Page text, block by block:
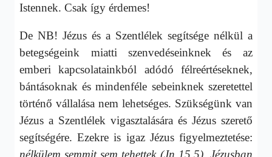
Istennek. Csak így érdemes!
De NB! Jézus és a Szentlélek segítsége nélkül a
betegségeink miatti szenvedéseinknek és az
emberi kapcsolatainkból adódó félreértéseknek,
bántásoknak és mindenféle sebeinknek szeretettel
történő vállalása nem lehetséges. Szükségünk van
Jézus a Szentlélek vigasztalására és Jézus szerető
segítségére. Ezekre is igaz Jézus figyelmeztetése:
nélkülem semmit sem tehettek (Jn 15,5). Jézusban